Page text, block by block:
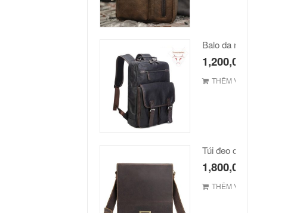
Balo da nam hàn quốc
1,200,000
THÊM VÀO GIỎ
1,800,000
THÊM VÀO GIỎ